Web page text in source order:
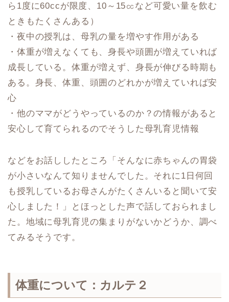
ら1度に60ccが限度、10～15㏄など可愛い量を飲む
ときもたくさんある）
・夜中の授乳は、母乳の量を増やす作用がある
・体重が増えなくても、身長や頭囲が増えていれば
成長している。体重が増えず、身長が伸びる時期も
ある。身長、体重、頭囲のどれかが増えていれば安
心
・他のママがどうやっているのか？の情報があると
安心して育てられるのでそうした母乳育児情報
などをお話ししたところ「そんなに赤ちゃんの胃袋
が小さいなんて知りませんでした。それに1日何回
も授乳しているお母さんがたくさんいると聞いて安
心しました！」とほっとした声で話しておられまし
た。地域に母乳育児の集まりがないかどうか、調べ
てみるそうです。
体重について：カルテ２